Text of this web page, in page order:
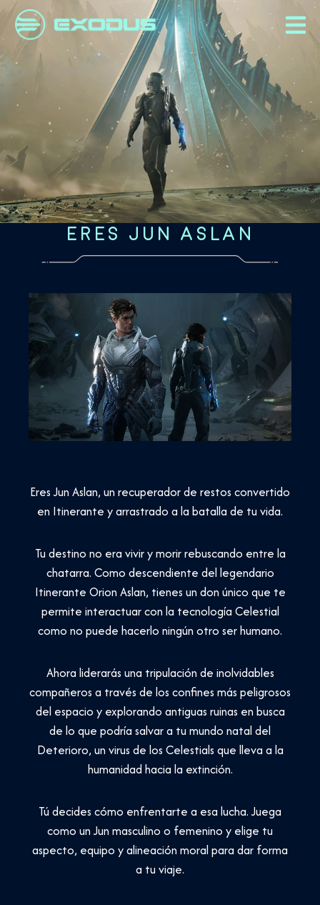
ERES JUN ASLAN
Eres Jun Aslan, un recuperador de restos convertido
en Itinerante y arrastrado a la batalla de tu vida.
Tu destino no era vivir y morir rebuscando entre la
chatarra. Como descendiente del legendario
Itinerante Orion Aslan, tienes un don único que te
permite interactuar con la tecnología Celestial
como no puede hacerlo ningún otro ser humano.
Ahora liderarás una tripulación de inolvidables
compañeros a través de los confines más peligrosos
del espacio y explorando antiguas ruinas en busca
de lo que podría salvar a tu mundo natal del
Deterioro, un virus de los Celestials que lleva a la
humanidad hacia la extinción.
Tú decides cómo enfrentarte a esa lucha. Juega
como un Jun masculino o femenino y elige tu
aspecto, equipo y alineación moral para dar forma
a tu viaje.